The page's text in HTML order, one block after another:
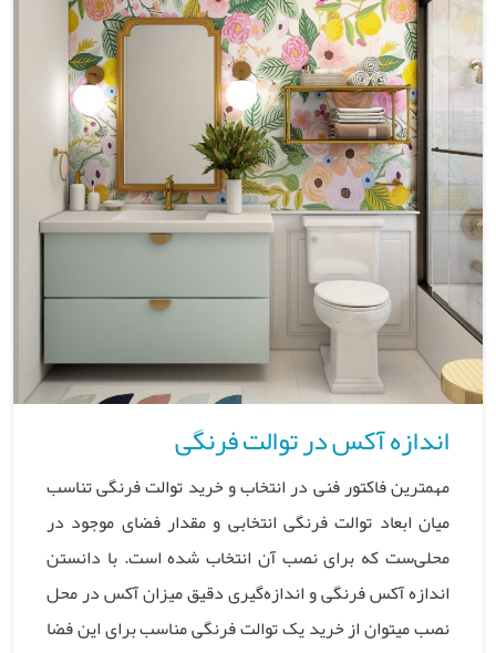
اندازه آکس در توالت فرنگی
مهمترین فاکتور فنی در انتخاب و خرید توالت فرنگی تناسب
میان ابعاد توالت فرنگی انتخابی و مقدار فضای موجود در
محلی‌ست که برای نصب آن انتخاب شده است. با دانستن
اندازه آکس فرنگی و اندازه‌گیری دقیق میزان آکس در محل
نصب میتوان از خرید یک توالت فرنگی مناسب برای این فضا